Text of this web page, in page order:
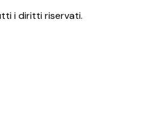
i diritti riservati.